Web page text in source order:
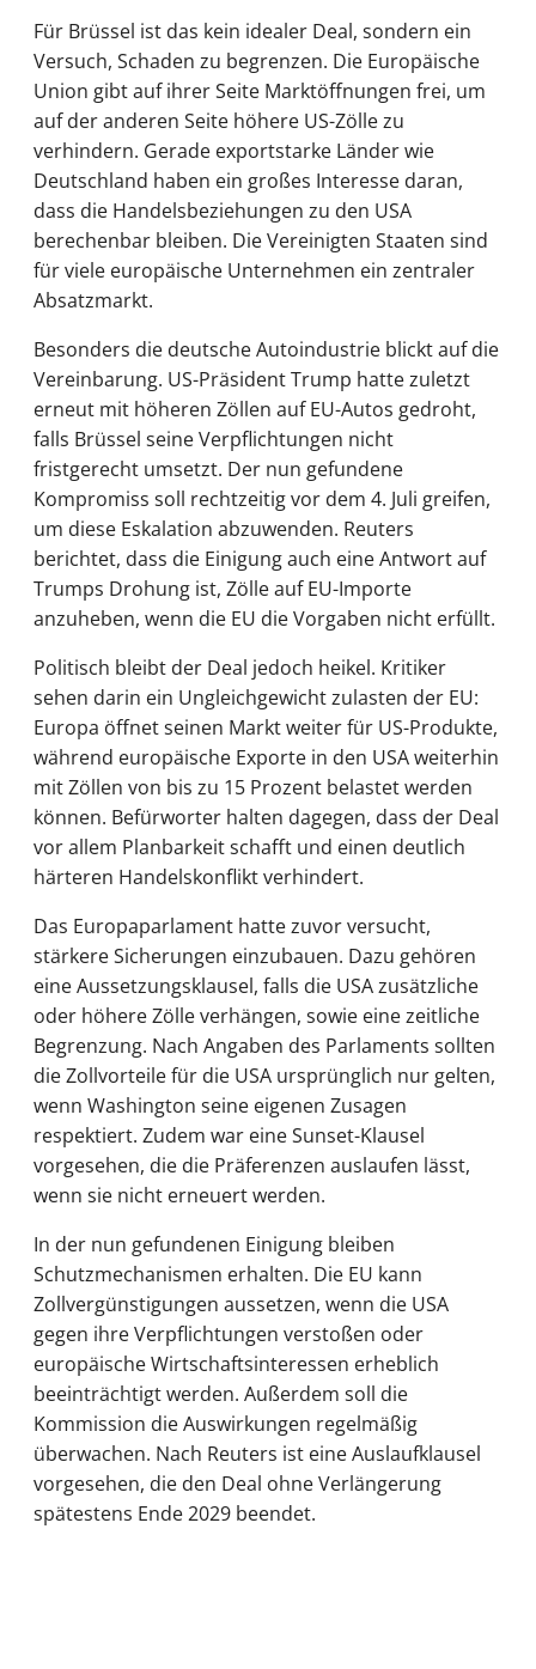
Für Brüssel ist das kein idealer Deal, sondern ein
Versuch, Schaden zu begrenzen. Die Europäische
Union gibt auf ihrer Seite Marktöffnungen frei, um
auf der anderen Seite höhere US-Zölle zu
verhindern. Gerade exportstarke Länder wie
Deutschland haben ein großes Interesse daran,
dass die Handelsbeziehungen zu den USA
berechenbar bleiben. Die Vereinigten Staaten sind
für viele europäische Unternehmen ein zentraler
Absatzmarkt.
Besonders die deutsche Autoindustrie blickt auf die
Vereinbarung. US-Präsident Trump hatte zuletzt
erneut mit höheren Zöllen auf EU-Autos gedroht,
falls Brüssel seine Verpflichtungen nicht
fristgerecht umsetzt. Der nun gefundene
Kompromiss soll rechtzeitig vor dem 4. Juli greifen,
um diese Eskalation abzuwenden. Reuters
berichtet, dass die Einigung auch eine Antwort auf
Trumps Drohung ist, Zölle auf EU-Importe
anzuheben, wenn die EU die Vorgaben nicht erfüllt.
Politisch bleibt der Deal jedoch heikel. Kritiker
sehen darin ein Ungleichgewicht zulasten der EU:
Europa öffnet seinen Markt weiter für US-Produkte,
während europäische Exporte in den USA weiterhin
mit Zöllen von bis zu 15 Prozent belastet werden
können. Befürworter halten dagegen, dass der Deal
vor allem Planbarkeit schafft und einen deutlich
härteren Handelskonflikt verhindert.
Das Europaparlament hatte zuvor versucht,
stärkere Sicherungen einzubauen. Dazu gehören
eine Aussetzungsklausel, falls die USA zusätzliche
oder höhere Zölle verhängen, sowie eine zeitliche
Begrenzung. Nach Angaben des Parlaments sollten
die Zollvorteile für die USA ursprünglich nur gelten,
wenn Washington seine eigenen Zusagen
respektiert. Zudem war eine Sunset-Klausel
vorgesehen, die die Präferenzen auslaufen lässt,
wenn sie nicht erneuert werden.
In der nun gefundenen Einigung bleiben
Schutzmechanismen erhalten. Die EU kann
Zollvergünstigungen aussetzen, wenn die USA
gegen ihre Verpflichtungen verstoßen oder
europäische Wirtschaftsinteressen erheblich
beeinträchtigt werden. Außerdem soll die
Kommission die Auswirkungen regelmäßig
überwachen. Nach Reuters ist eine Auslaufklausel
vorgesehen, die den Deal ohne Verlängerung
spätestens Ende 2029 beendet.